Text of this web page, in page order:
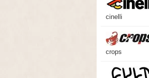
cinelli
crops